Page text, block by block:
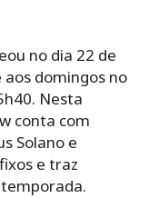
no dia 22 de
domingos no
Nesta
conta com
Solano e
e traz